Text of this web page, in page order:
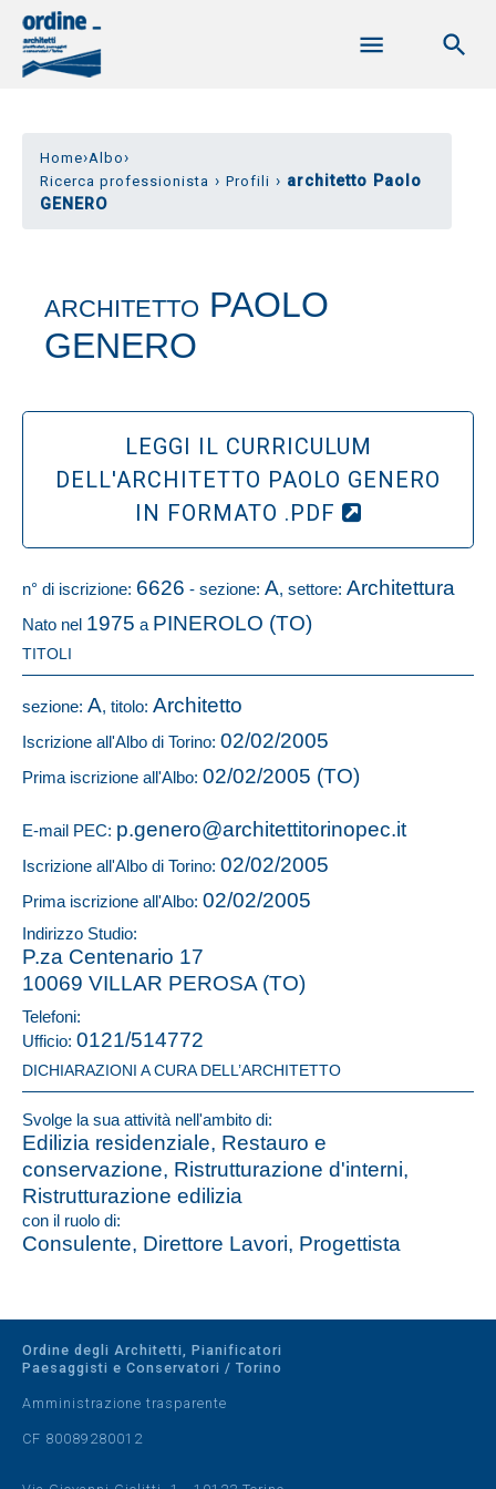
Home›Albo›
Ricerca professionista › Profili › architetto Paolo
GENERO
ARCHITETTO PAOLO
GENERO
LEGGI IL CURRICULUM
DELL'ARCHITETTO PAOLO GENERO
IN FORMATO .PDF
n° di iscrizione: 6626 - sezione: A, settore: Architettura
Nato nel 1975 a PINEROLO (TO)
TITOLI
sezione: A, titolo: Architetto
Iscrizione all'Albo di Torino: 02/02/2005
Prima iscrizione all'Albo: 02/02/2005 (TO)
E-mail PEC: p.genero@architettitorinopec.it
Iscrizione all'Albo di Torino: 02/02/2005
Prima iscrizione all'Albo: 02/02/2005
Indirizzo Studio:
P.za Centenario 17
10069 VILLAR PEROSA (TO)
Telefoni:
Ufficio: 0121/514772
DICHIARAZIONI A CURA DELL’ARCHITETTO
Svolge la sua attività nell'ambito di:
Edilizia residenziale, Restauro e
conservazione, Ristrutturazione d'interni,
Ristrutturazione edilizia
con il ruolo di:
Consulente, Direttore Lavori, Progettista
Ordine degli Architetti, Pianificatori
Paesaggisti e Conservatori / Torino
Amministrazione trasparente
CF 80089280012